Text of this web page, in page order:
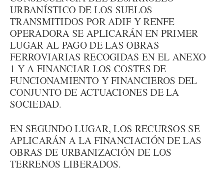
URBANÍSTICO DE LOS SUELOS
TRANSMITIDOS POR ADIF Y RENFE
OPERADORA SE APLICARÁN EN PRIMER
LUGAR AL PAGO DE LAS OBRAS
FERROVIARIAS RECOGIDAS EN EL ANEXO
1 Y A FINANCIAR LOS COSTES DE
FUNCIONAMIENTO Y FINANCIEROS DEL
CONJUNTO DE ACTUACIONES DE LA
SOCIEDAD.
EN SEGUNDO LUGAR, LOS RECURSOS SE
APLICARÁN A LA FINANCIACIÓN DE LAS
OBRAS DE URBANIZACIÓN DE LOS
TERRENOS LIBERADOS.